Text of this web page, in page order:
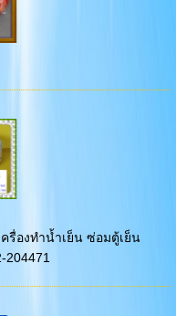
รื่องทำน้ำเย็น ซ่อมตู้เย็น